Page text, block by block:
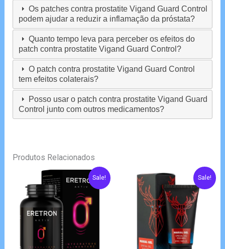
Os patches contra prostatite Vigand Guard Control
podem ajudar a reduzir a inflamação da próstata?
Quanto tempo leva para perceber os efeitos do
patch contra prostatite Vigand Guard Control?
O patch contra prostatite Vigand Guard Control
tem efeitos colaterais?
Posso usar o patch contra prostatite Vigand Guard
Control junto com outros medicamentos?
Produtos Relacionados
Sale! Sale!